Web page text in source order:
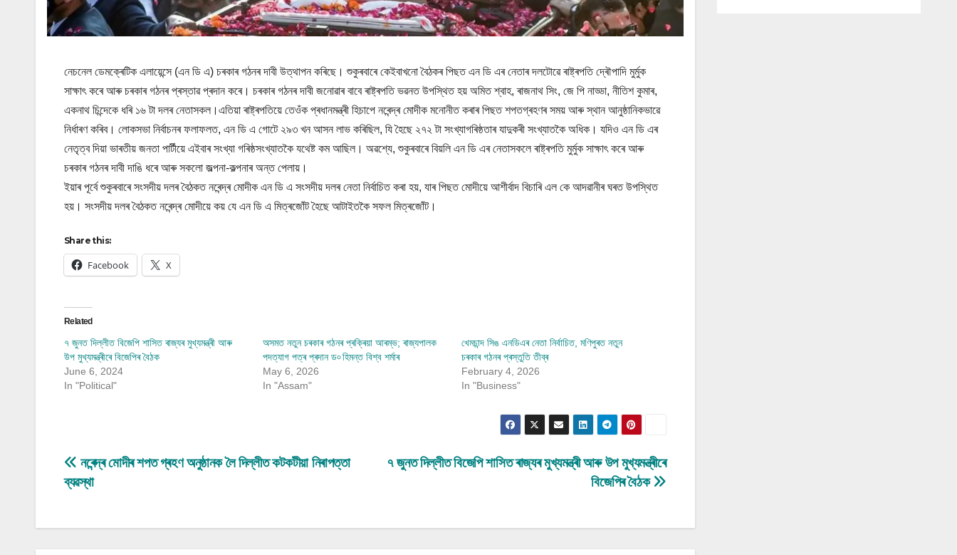
নেচনেল ডেমক্ৰেটিক এলায়েন্সে (এন ডি এ) চৰকাৰ গঠনৰ দাবী উত্থাপন কৰিছে। শুকুৰবাৰে কেইবাখনো বৈঠকৰ পিছত এন ডি এৰ নেতাৰ দলটোৱে ৰাষ্ট্ৰপতি দ্ৰৌপাদি মুৰ্মুক
সাক্ষাৎ কৰে আৰু চৰকাৰ গঠনৰ প্ৰস্তাৱ প্ৰদান কৰে। চৰকাৰ গঠনৰ দাবী জনোৱাৰ বাবে ৰাষ্ট্ৰপতি ভৱনত উপস্থিত হয় অমিত শ্বাহ, ৰাজনাথ সিং, জে পি নাড্ডা, নীতিশ কুমাৰ,
একনাথ চিন্দেকে ধৰি ১৬ টা দলৰ নেতাসকল।এতিয়া ৰাষ্ট্ৰপতিয়ে তেওঁক প্ৰধানমন্ত্ৰী হিচাপে নৰেন্দ্ৰ মোদীক মনোনীত কৰাৰ পিছত শপতগ্ৰহণৰ সময় আৰু স্থান আনুষ্ঠানিকভাৱে
নিৰ্ধাৰণ কৰিব। লোকসভা নিৰ্বাচনৰ ফলাফলত, এন ডি এ গোটে ২৯৩ খন আসন লাভ কৰিছিল, যি হৈছে ২৭২ টা সংখ্যাগৰিষ্ঠতাৰ যাদুকৰী সংখ্যাতকৈ অধিক। যদিও এন ডি এৰ
নেতৃত্ব দিয়া ভাৰতীয় জনতা পাৰ্টীয়ে এইবাৰ সংখ্যা গৰিষ্ঠসংখ্যাতকৈ যথেষ্ট কম আছিল। অৱশ্যে, শুকুৰবাৰে বিয়লি এন ডি এৰ নেতাসকলে ৰাষ্ট্ৰপতি মুৰ্মুক সাক্ষাৎ কৰে আৰু
চৰকাৰ গঠনৰ দাবী দাঙি ধৰে আৰু সকলো জল্পনা-কল্পনাৰ অন্ত পেলায়।
ইয়াৰ পূৰ্বে শুকুৰবাৰে সংসদীয় দলৰ বৈঠকত নৰেন্দ্ৰ মোদীক এন ডি এ সংসদীয় দলৰ নেতা নিৰ্বাচিত কৰা হয়, যাৰ পিছত মোদীয়ে আশীৰ্বাদ বিচাৰি এল কে আদৱানীৰ ঘৰত উপস্থিত
হয়। সংসদীয় দলৰ বৈঠকত নৰেন্দ্ৰ মোদীয়ে কয় যে এন ডি এ মিত্ৰজোঁট হৈছে আটাইতকৈ সফল মিত্ৰজোঁট।
Share this:
Facebook X
Related
৭ জুনত দিল্লীত বিজেপি শাসিত ৰাজ্যৰ মুখ্যমন্ত্ৰী আৰু
উপ মুখ্যমন্ত্ৰীৰে বিজেপিৰ বৈঠক
June 6, 2024
In "Political"
অসমত নতুন চৰকাৰ গঠনৰ প্ৰক্ৰিয়া আৰম্ভ; ৰাজ্যপালক
পদত্যাগ পত্ৰ প্ৰদান ড৹ হিমন্ত বিশ্ব শৰ্মাৰ
May 6, 2026
In "Assam"
খেমচান্দ সিঙ এনডিএৰ নেতা নিৰ্বাচিত, মণিপুৰত নতুন
চৰকাৰ গঠনৰ প্ৰস্তুতি তীব্ৰ
February 4, 2026
In "Business"
Post
navigation
৭ জুনত দিল্লীত বিজেপি শাসিত ৰাজ্যৰ মুখ্যমন্ত্ৰী আৰু উপ মুখ্যমন্ত্ৰীৰে
বিজেপিৰ বৈঠক
নৰেন্দ্ৰ মোদীৰ শপত গ্ৰহণ অনুষ্ঠানক লৈ দিল্লীত কটকটীয়া নিৰাপত্তা
ব্যৱস্থা